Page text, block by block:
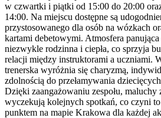
w czwartki i piątki od 15:00 do 20:00
14:00. Na miejscu dostępne są
przystosowanego dla osób na wózkach
kartami debetowymi. Atmosfera
niezwykle rodzinna i ciepła, co sprzyja
relacji między instruktorami a uczniami.
trenerska wyróżnia się charyzmą,
zdolnością do przełamywania
Dzięki zaangażowaniu zespołu, maluchy
wyczekują kolejnych spotkań, co czyni
punktem na mapie Krakowa dla każdej